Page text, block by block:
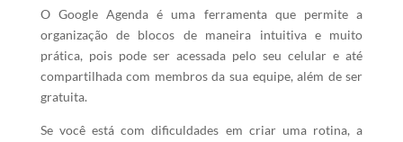
O Google Agenda é uma ferramenta que permite a
organização de blocos de maneira intuitiva e muito
prática, pois pode ser acessada pelo seu celular e até
compartilhada com membros da sua equipe, além de ser
gratuita.
Se você está com dificuldades em criar uma rotina, a